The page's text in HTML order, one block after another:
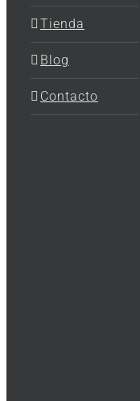
Tienda
Blog
Contacto